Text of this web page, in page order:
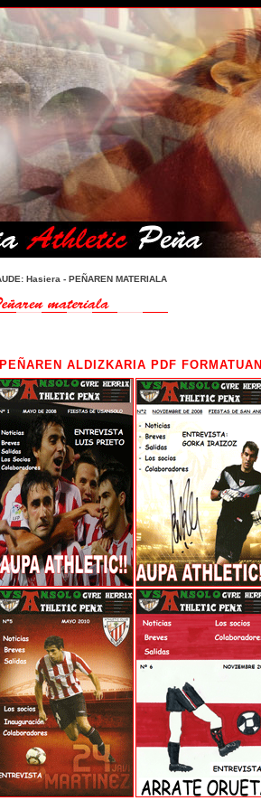
Hasiera - PEÑAREN MATERIALA
PEÑAREN ALDIZKARIA PDF FORMATUAN